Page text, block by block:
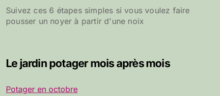
Suivez ces 6 étapes simples si vous voulez faire
pousser un noyer à partir d'une noix
Le jardin potager mois après mois
Potager en octobre